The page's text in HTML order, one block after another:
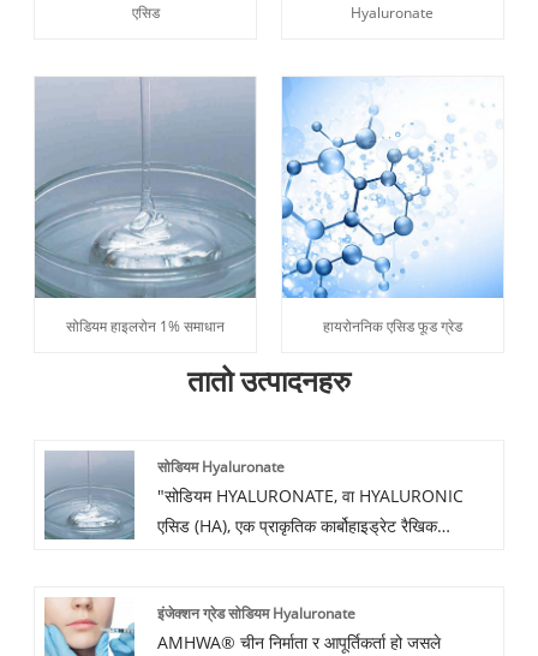
एसिड
Hyaluronate
सोडियम हाइलरोन 1% समाधान हायरोननिक एसिड फूड ग्रेड
तातो उत्पादनहरु
सोडियम Hyaluronate
"सोडियम HYALURONATE, वा HYALURONIC
एसिड (HA), एक प्राकृतिक कार्बोहाइड्रेट रैखिक
disaccharides मिलेर बनेको छ जुन N-acetylglu-
cosamine र D-glucuronic एसिड, मार्फत जोडिएको
इंजेक्शन ग्रेड सोडियम Hyaluronate
AMHWA® चीन निर्माता र आपूर्तिकर्ता हो जसले